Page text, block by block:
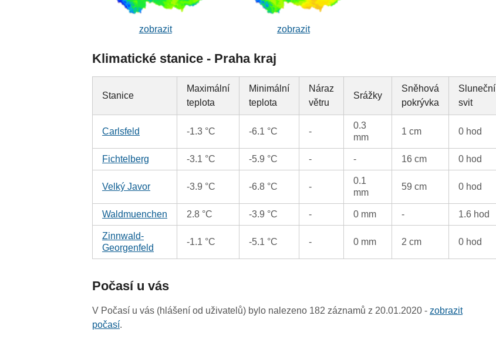
zobrazit zobrazit
Klimatické stanice - Praha kraj
Stanice
Maximální
teplota
Minimální
teplota
Náraz
větru
Srážky
Sněhová
pokrývka
Sluneční
svit
Carlsfeld -1.3 °C -6.1 °C -
0.3
mm
1 cm 0 hod
Fichtelberg -3.1 °C -5.9 °C - - 16 cm 0 hod
Velký Javor -3.9 °C -6.8 °C -
0.1
mm
59 cm 0 hod
Waldmuenchen 2.8 °C -3.9 °C - 0 mm - 1.6 hod
Zinnwald-
Georgenfeld
-1.1 °C -5.1 °C - 0 mm 2 cm 0 hod
Počasí u vás
V Počasí u vás (hlášení od uživatelů) bylo nalezeno 182 záznamů z 20.01.2020 -zobrazit
počasí.